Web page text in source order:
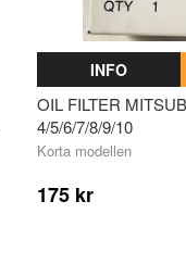
INFO
OIL FILTER
4/5/6/7/8/9/10
Korta modellen
175 kr